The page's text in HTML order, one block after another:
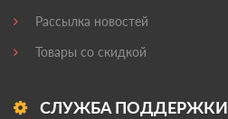
Рассылка новостей
Товары со скидкой
СЛУЖБА ПОДДЕРЖКИ